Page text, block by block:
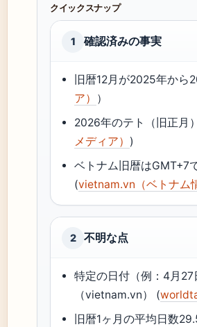
クイックスナップ
1 確認済みの事実
旧暦12月が2025年か
ア） ）
2026年のテト（旧正月
メディア） )
ベトナム旧暦はGMT+7
(vietnam.vn（ベトナム
2 不明な点
特定の日付（例：4月
（vietnam.vn） (
旧暦1ヶ月の平均日数